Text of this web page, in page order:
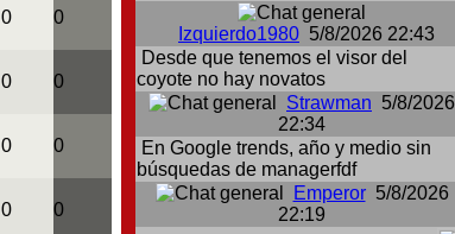
0 0
0 0
0 0
0 0
Izquierdo1980 5/8/2026 22:43
Desde que tenemos el visor del
coyote no hay novatos
Strawman 5/8/2026
22:34
En Google trends, año y medio sin
búsquedas de managerfdf
Emperor5/8/2026
22:19